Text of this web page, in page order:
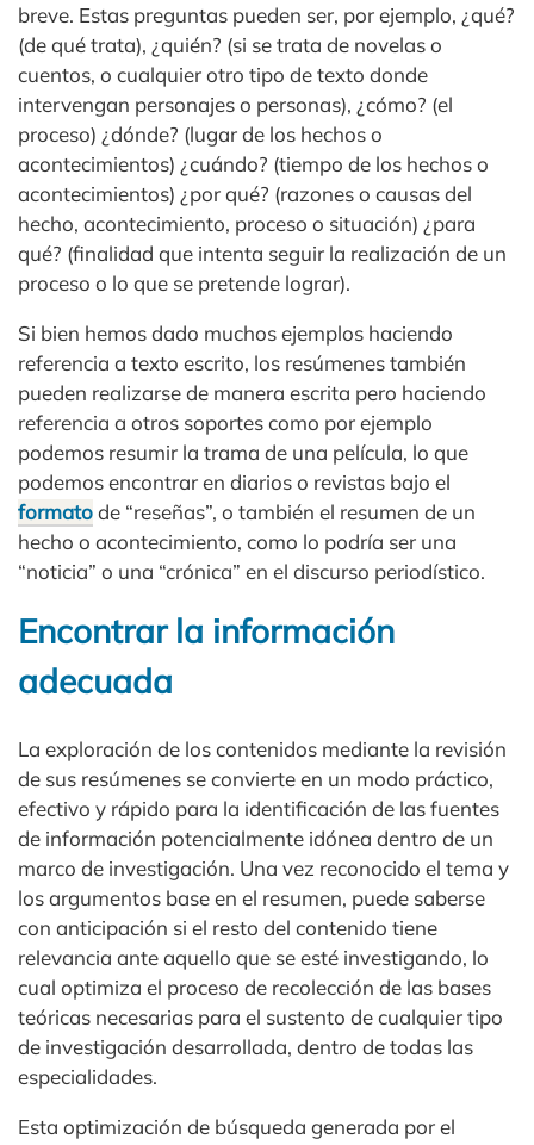
breve. Estas preguntas pueden ser, por ejemplo, ¿qué?
(de qué trata), ¿quién? (si se trata de novelas o
cuentos, o cualquier otro tipo de texto donde
intervengan personajes o personas), ¿cómo? (el
proceso) ¿dónde? (lugar de los hechos o
acontecimientos) ¿cuándo? (tiempo de los hechos o
acontecimientos) ¿por qué? (razones o causas del
hecho, acontecimiento, proceso o situación) ¿para
qué? (finalidad que intenta seguir la realización de un
proceso o lo que se pretende lograr).
Si bien hemos dado muchos ejemplos haciendo
referencia a texto escrito, los resúmenes también
pueden realizarse de manera escrita pero haciendo
referencia a otros soportes como por ejemplo
podemos resumir la trama de una película, lo que
podemos encontrar en diarios o revistas bajo el
formatode “reseñas”, o también el resumen de un
hecho o acontecimiento, como lo podría ser una
“noticia” o una “crónica” en el discurso periodístico.
Encontrar la información
adecuada
La exploración de los contenidos mediante la revisión
de sus resúmenes se convierte en un modo práctico,
efectivo y rápido para la identificación de las fuentes
de información potencialmente idónea dentro de un
marco de investigación. Una vez reconocido el tema y
los argumentos base en el resumen, puede saberse
con anticipación si el resto del contenido tiene
relevancia ante aquello que se esté investigando, lo
cual optimiza el proceso de recolección de las bases
teóricas necesarias para el sustento de cualquier tipo
de investigación desarrollada, dentro de todas las
especialidades.
Esta optimización de búsqueda generada por el